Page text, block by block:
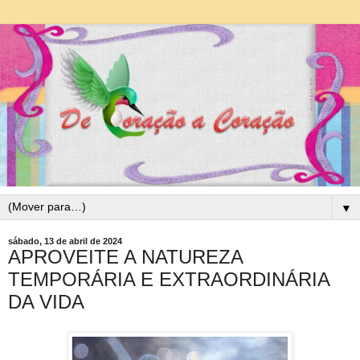
▼
sábado, 13 de abril de 2024
APROVEITE A NATUREZA
TEMPORÁRIA E EXTRAORDINÁRIA
DA VIDA